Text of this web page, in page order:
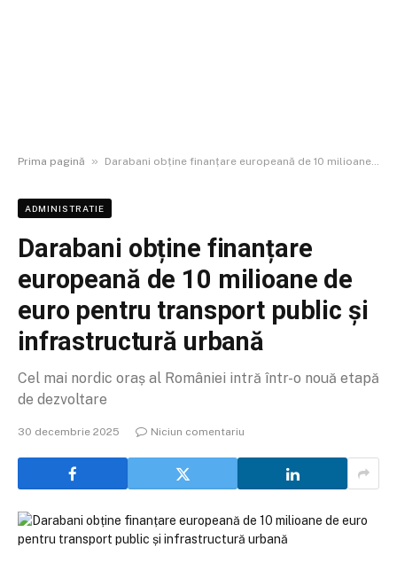
Prima pagină » Darabani obține finanțare europeană de 10 milioane de euro pentru transport public și infrastructură urbană
ADMINISTRATIE
Darabani obține finanțare
europeană de 10 milioane de
euro pentru transport public și
infrastructură urbană
Cel mai nordic oraș al României intră într-o nouă etapă
de dezvoltare
30 decembrie 2025 Niciun comentariu